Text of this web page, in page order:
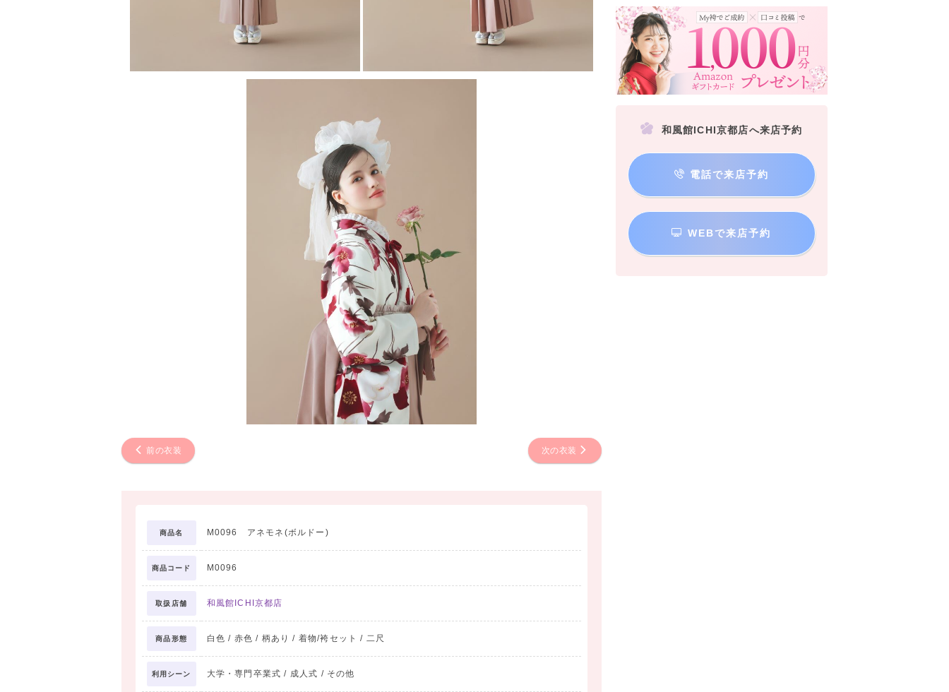
前の衣装 次の衣装
商品名 M0096 アネモネ(ボルドー)
商品コード M0096
取扱店舗 和風館ICHI京都店
商品形態 白色 / 赤色 / 柄あり / 着物/袴セット / 二尺
利用シーン 大学・専門卒業式 / 成人式 / その他
和風館ICHI京都店へ来店予約
電話で来店予約
WEBで来店予約